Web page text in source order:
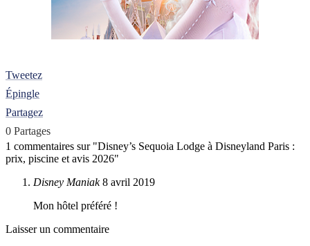
Tweetez
Épingle
Partagez
0 Partages
1 commentaires sur "Disney’s Sequoia Lodge à Disneyland Paris :
prix, piscine et avis 2026"
Disney Maniak8 avril 2019
Mon hôtel préféré !
Laisser un commentaire